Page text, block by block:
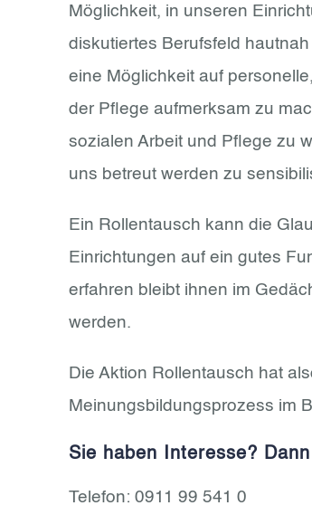
Möglichkeit, in unseren
diskutiertes Berufsfeld
eine Möglichkeit auf
der Pflege aufmerksam zu
sozialen Arbeit und Pflege zu
uns betreut werden zu
Ein Rollentausch kann die
Einrichtungen auf ein gutes
erfahren bleibt ihnen im
werden.
Die Aktion Rollentausch hat
Meinungsbildungsprozess im
Sie haben Interesse?
Telefon: 0911 99 541 0